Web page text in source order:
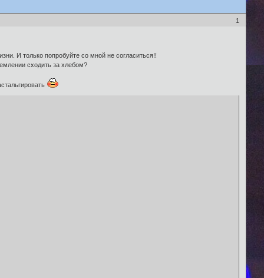
1
И только попробуйте со мной не согласиться!!
сходить за хлебом?